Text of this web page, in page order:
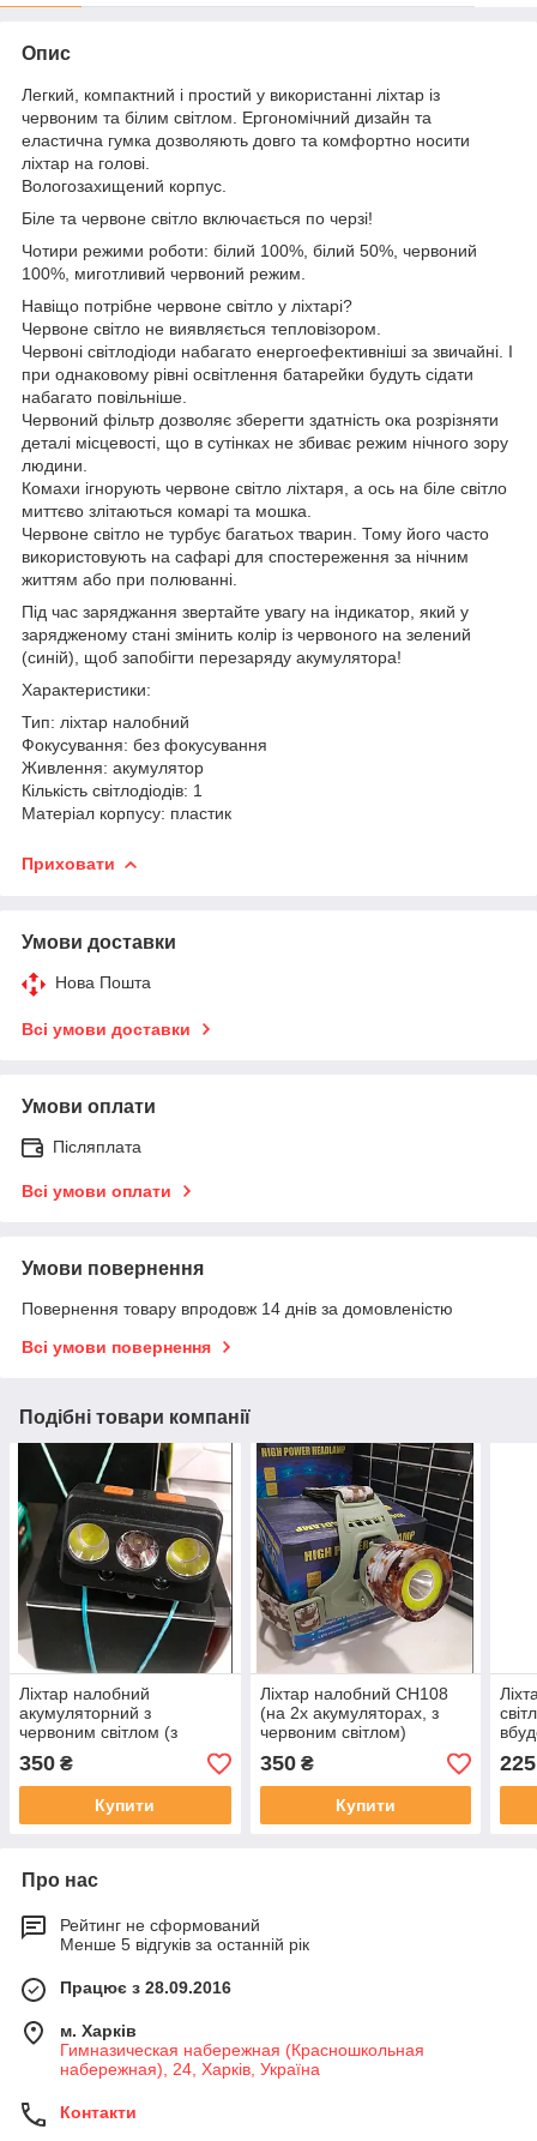
Опис
Легкий, компактний і простий у використанні ліхтар із
червоним та білим світлом. Ергономічний дизайн та
еластична гумка дозволяють довго та комфортно носити
ліхтар на голові.
Вологозахищений корпус.
Біле та червоне світло включається по черзі!
Чотири режими роботи: білий 100%, білий 50%, червоний
100%, миготливий червоний режим.
Навіщо потрібне червоне світло у ліхтарі?
Червоне світло не виявляється тепловізором.
Червоні світлодіоди набагато енергоефективніші за звичайні. І
при однаковому рівні освітлення батарейки будуть сідати
набагато повільніше.
Червоний фільтр дозволяє зберегти здатність ока розрізняти
деталі місцевості, що в сутінках не збиває режим нічного зору
людини.
Комахи ігнорують червоне світло ліхтаря, а ось на біле світло
миттєво злітаються комарі та мошка.
Червоне світло не турбує багатьох тварин. Тому його часто
використовують на сафарі для спостереження за нічним
життям або при полюванні.
Під час заряджання звертайте увагу на індикатор, який у
зарядженому стані змінить колір із червоного на зелений
(синій), щоб запобігти перезаряду акумулятора!
Характеристики:
Тип: ліхтар налобний
Фокусування: без фокусування
Живлення: акумулятор
Кількість світлодіодів: 1
Матеріал корпусу: пластик
Приховати
Умови доставки
Нова Пошта
Всі умови доставки
Умови оплати
Післяплата
Всі умови оплати
Умови повернення
Повернення товару впродовж 14 днів за домовленістю
Всі умови повернення
Подібні товари компанії
Ліхтар налобний
акумуляторний з
червоним світлом (з
датчиком на пам'ять та
включен,з синім та зелени
коліром)
350 ₴
Купити
Ліхтар налобний СН108
(на 2х акумуляторах, з
червоним світлом)
350₴
Купити
225
Про нас
Рейтинг не сформований
Менше 5 відгуків за останній рік
Працює з 28.09.2016
м. Харків
Гимназическая набережная (Красношкольная
набережная), 24, Харків, Україна
Контакти